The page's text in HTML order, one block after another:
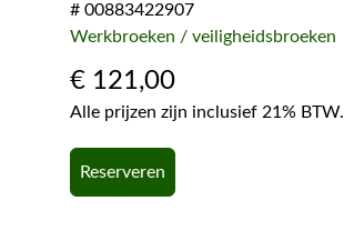
# 00883422907
Werkbroeken / veiligheidsbroeken
€121,00
Alle prijzen zijn inclusief 21% BTW.
Reserveren